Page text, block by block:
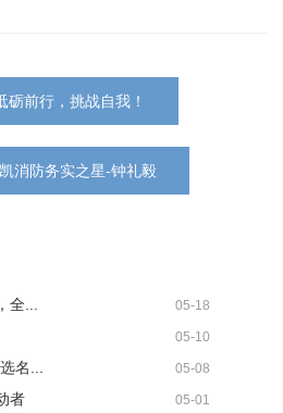
砺前行，挑战自我！
消防务实之星-钟礼毅
... 05-18
05-10
名... 05-08
者 05-01